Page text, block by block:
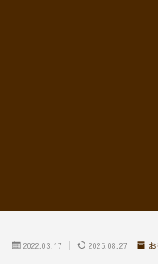
2022.03.17 2025.08.27